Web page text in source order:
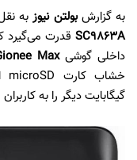
به گزارشبولتن نیوزبه
SC9863A
داخلی گوشیGionee Max
گیگابایت دیگر را به